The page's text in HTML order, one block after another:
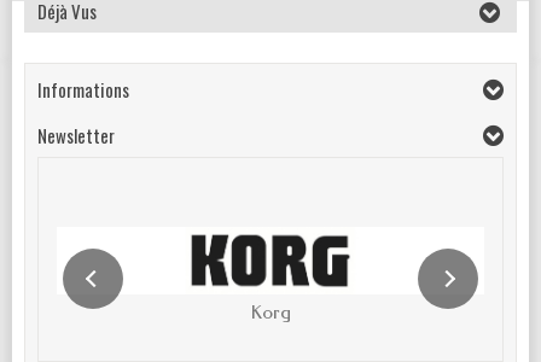
Déjà Vus
Informations
Newsletter
Korg